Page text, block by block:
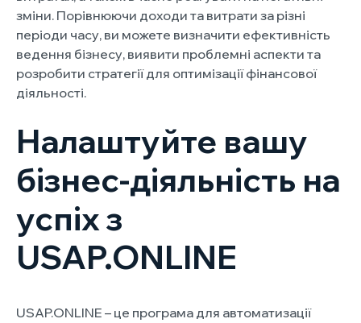
зміни. Порівнюючи доходи та витрати за різні
періоди часу, ви можете визначити ефективність
ведення бізнесу, виявити проблемні аспекти та
розробити стратегії для оптимізації фінансової
діяльності.
Налаштуйте вашу
бізнес-діяльність на
успіх з
USAP.ONLINE
USAP.ONLINE – це програма для автоматизації